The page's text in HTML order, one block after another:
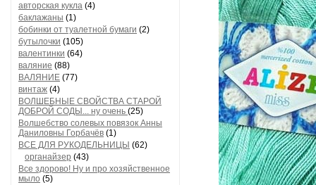
авторская кукла (4)
баклажаны (1)
бобинки от туалетной бумаги (2)
бутылочки (105)
валентинки (64)
валяние (88)
ВАЛЯНИЕ (77)
винтаж (4)
ВОЛШЕБНЫЕ СВОЙСТВА СТАРОЙ
ДОБРОЙ СОДЫ... ну очень (25)
Волшебство солевых повязок Анны
Даниловны Горбачёв (1)
ВСЕ ДЛЯ РУКОДЕЛЬНИЦЫ (62)
органайзер (43)
Все здорово! Ну и про хозяйственное
мыло (5)